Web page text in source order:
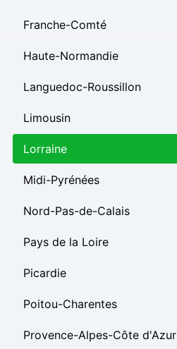
Franche-Comté
Haute-Normandie
Languedoc-Roussillon
Limousin
Lorraine
Midi-Pyrénées
Nord-Pas-de-Calais
Pays de la Loire
Picardie
Poitou-Charentes
Provence-Alpes-Côte d'Azur